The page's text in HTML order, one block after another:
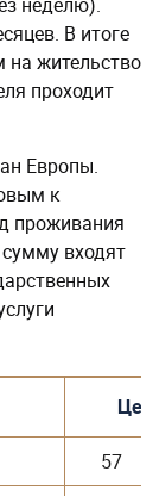
В итоге
жительство
проходит
Европы.
к
проживания
сумму входят
57